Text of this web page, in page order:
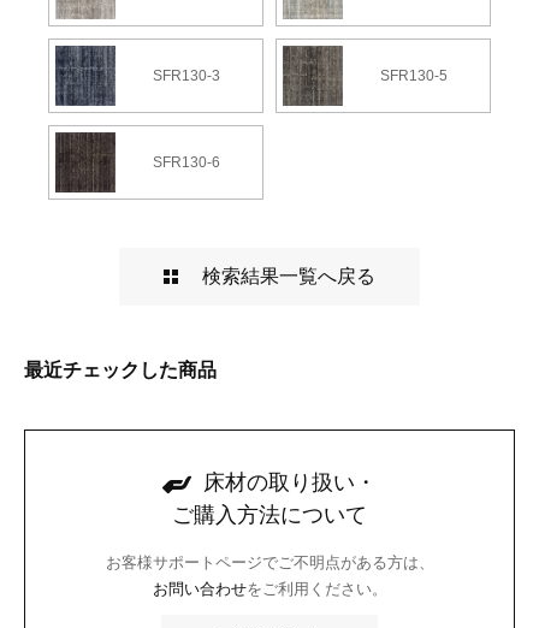
SFR130-3 SFR130-5
SFR130-6
検索結果一覧へ戻る
最近チェックした商品
床材の取り扱い・
ご購入方法について
お客様サポートページでご不明点がある方は、
お問い合わせをご利用ください。